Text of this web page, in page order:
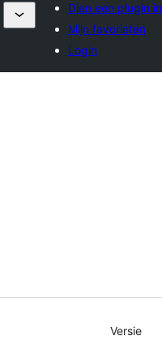
Dien een plugin in
Mijn favorieten
Login
Meta
Versie